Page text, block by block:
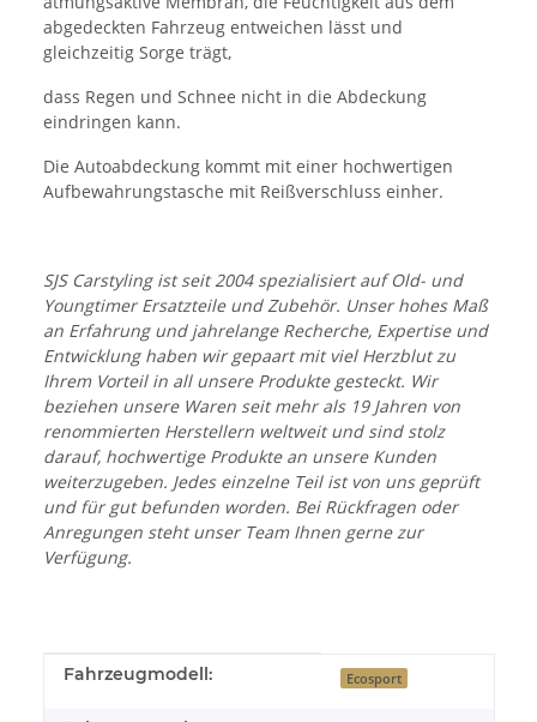
abgedeckten Fahrzeug entweichen lässt und
gleichzeitig Sorge trägt,
dass Regen und Schnee nicht in die Abdeckung
eindringen kann.
Die Autoabdeckung kommt mit einer hochwertigen
Aufbewahrungstasche mit Reißverschluss einher.
SJS Carstyling ist seit 2004 spezialisiert auf Old- und
Youngtimer Ersatzteile und Zubehör. Unser hohes Maß
an Erfahrung und jahrelange Recherche, Expertise und
Entwicklung haben wir gepaart mit viel Herzblut zu
Ihrem Vorteil in all unsere Produkte gesteckt. Wir
beziehen unsere Waren seit mehr als 19 Jahren von
renommierten Herstellern weltweit und sind stolz
darauf, hochwertige Produkte an unsere Kunden
weiterzugeben. Jedes einzelne Teil ist von uns geprüft
und für gut befunden worden. Bei Rückfragen oder
Anregungen steht unser Team Ihnen gerne zur
Verfügung.
Produkteigenschaft
Wert
Fahrzeugmodell: Ecosport